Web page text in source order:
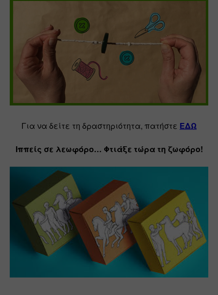
Για να δείτε τη δραστηριότητα, πατήστε ΕΔΩ
Ιππείς σε λεωφόρο… Φτιάξε τώρα τη ζωφόρο!